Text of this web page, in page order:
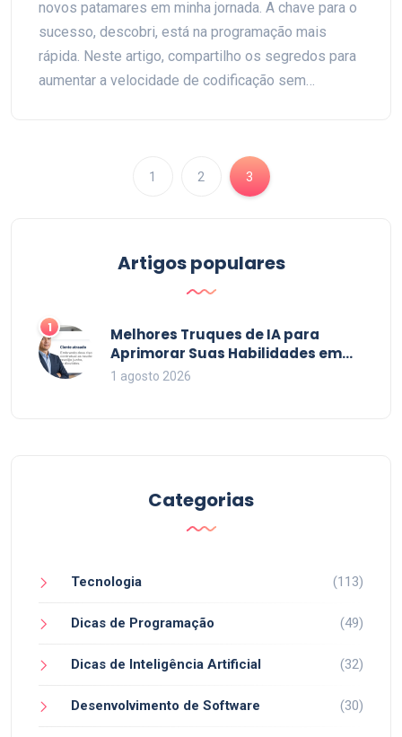
novos patamares em minha jornada. A chave para o
sucesso, descobri, está na programação mais
rápida. Neste artigo, compartilho os segredos para
aumentar a velocidade de codificação sem
poderão impulsionar sua carreira e sua
produtividade. Vamos juntos descobrir o segredo
para uma jornada de desenvolvimento de sucesso.
1 2 3
Artigos populares
1
Melhores Truques de IA para
Aprimorar Suas Habilidades em
2026
1 agosto 2026
Categorias
Tecnologia (113)
Dicas de Programação (49)
Dicas de Inteligência Artificial (32)
Desenvolvimento de Software (30)